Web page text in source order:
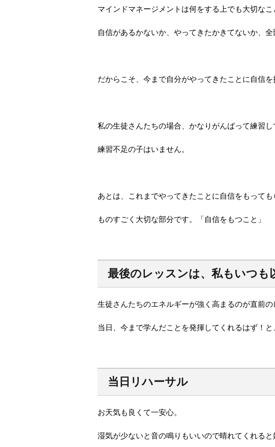
マインドマネージメントは何をする上でも大切な
自信があるかないか、やってきたかきてないか、全
だからこそ、今まで自分がやってきたことに自信
私の生徒さんたちの場合、かなりがんばって練習し
練習不足の子はいません。
あとは、これまでやってきたことに自信をもって
ものすごく大切な部分です。「自信をもつこと」
最後のレッスンは、私もいつも
生徒さんたちのエネルギーが強く高まるのが直前
当日、今まで学んだことを発揮してくれるはず！と
当日リハーサル
お天気も良くて一安心。
湿気が少ないと音の鳴りもいいので晴れてくれると